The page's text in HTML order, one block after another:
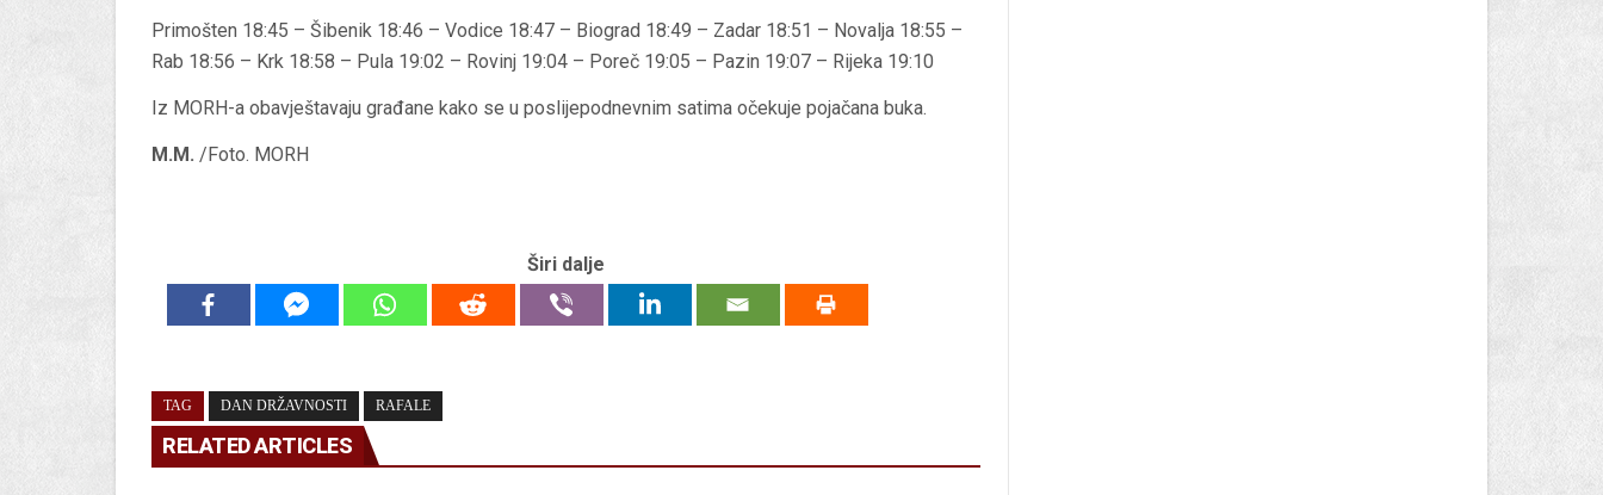
Primošten 18:45 – Šibenik 18:46 – Vodice 18:47 – Biograd 18:49 – Zadar 18:51 – Novalja 18:55 –
Rab 18:56 – Krk 18:58 – Pula 19:02 – Rovinj 19:04 – Poreč 19:05 – Pazin 19:07 – Rijeka 19:10
Iz MORH-a obavještavaju građane kako se u poslijepodnevnim satima očekuje pojačana buka.
M.M. /Foto. MORH
Širi dalje
TAG DAN DRŽAVNOSTI RAFALE
RELATED ARTICLES